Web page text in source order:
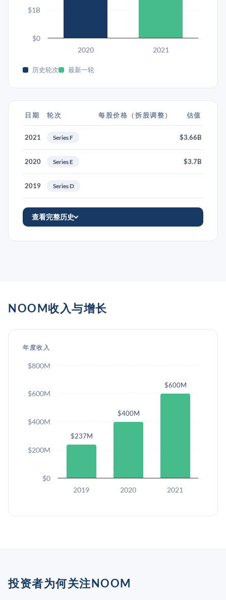
2020 2021
$0
$1B
历史轮次 最新一轮
日期 轮次 每股价格（拆股调整） 估值
2021 Series F $3.66B
2020 Series E $3.7B
2019 Series D
查看完整历史
NOOM收入与增长
年度收入
$237M
$400M
$600M
2019 2020 2021
$0
$200M
$400M
$600M
$800M
投资者为何关注NOOM